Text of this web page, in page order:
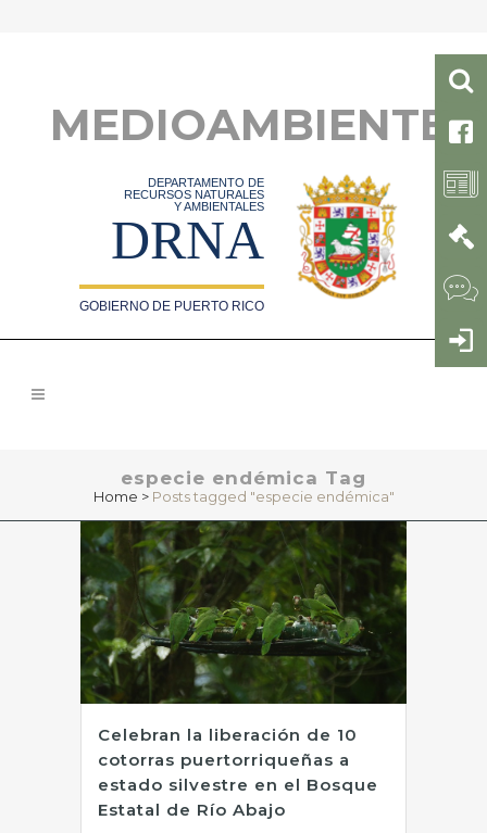
MEDIOAMBIENTE
DEPARTAMENTO DE
RECURSOS NATURALES
Y AMBIENTALES
DRNA
GOBIERNO DE PUERTO RICO
especie endémica Tag
Home > Posts tagged "especie endémica"
Celebran la liberación de 10
cotorras puertorriqueñas a
estado silvestre en el Bosque
Estatal de Río Abajo